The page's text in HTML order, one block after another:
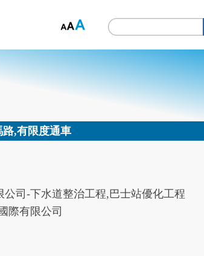
路,有限度通車
司-下水道整治工程,巴士站優化工程
際有限公司